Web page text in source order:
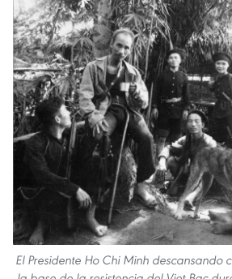
El Presidente Ho Chi Minh descansando